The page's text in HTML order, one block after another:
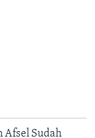
Afsel Sudah